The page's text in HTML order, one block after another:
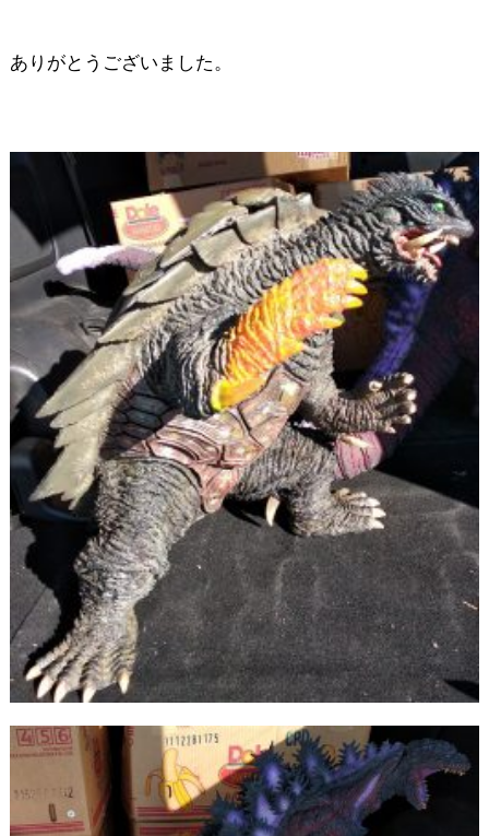
ありがとうございました。